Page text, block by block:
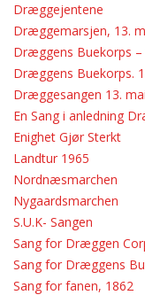
HVA ER ET
BILLEDER FRA
POKALER OG
RÅDSBILDER
STIFTERNE
SANGER
LOVENE
KORPSETS FANER
HVA ER ET
BILLEDER FRA
POKALER OG
Dræggejentene
Dræggemarsjen, 13.
Dræggens Buekorps –
Dræggens Buekorps.
Dræggesangen 13.
En Sang i anledning
Enighet Gjør Sterkt
Landtur 1965
Nordnæsmarchen
Nygaardsmarchen
S.U.K- Sangen
Sang for Dræggen
Sang for Dræggens
Sang for fanen, 1862